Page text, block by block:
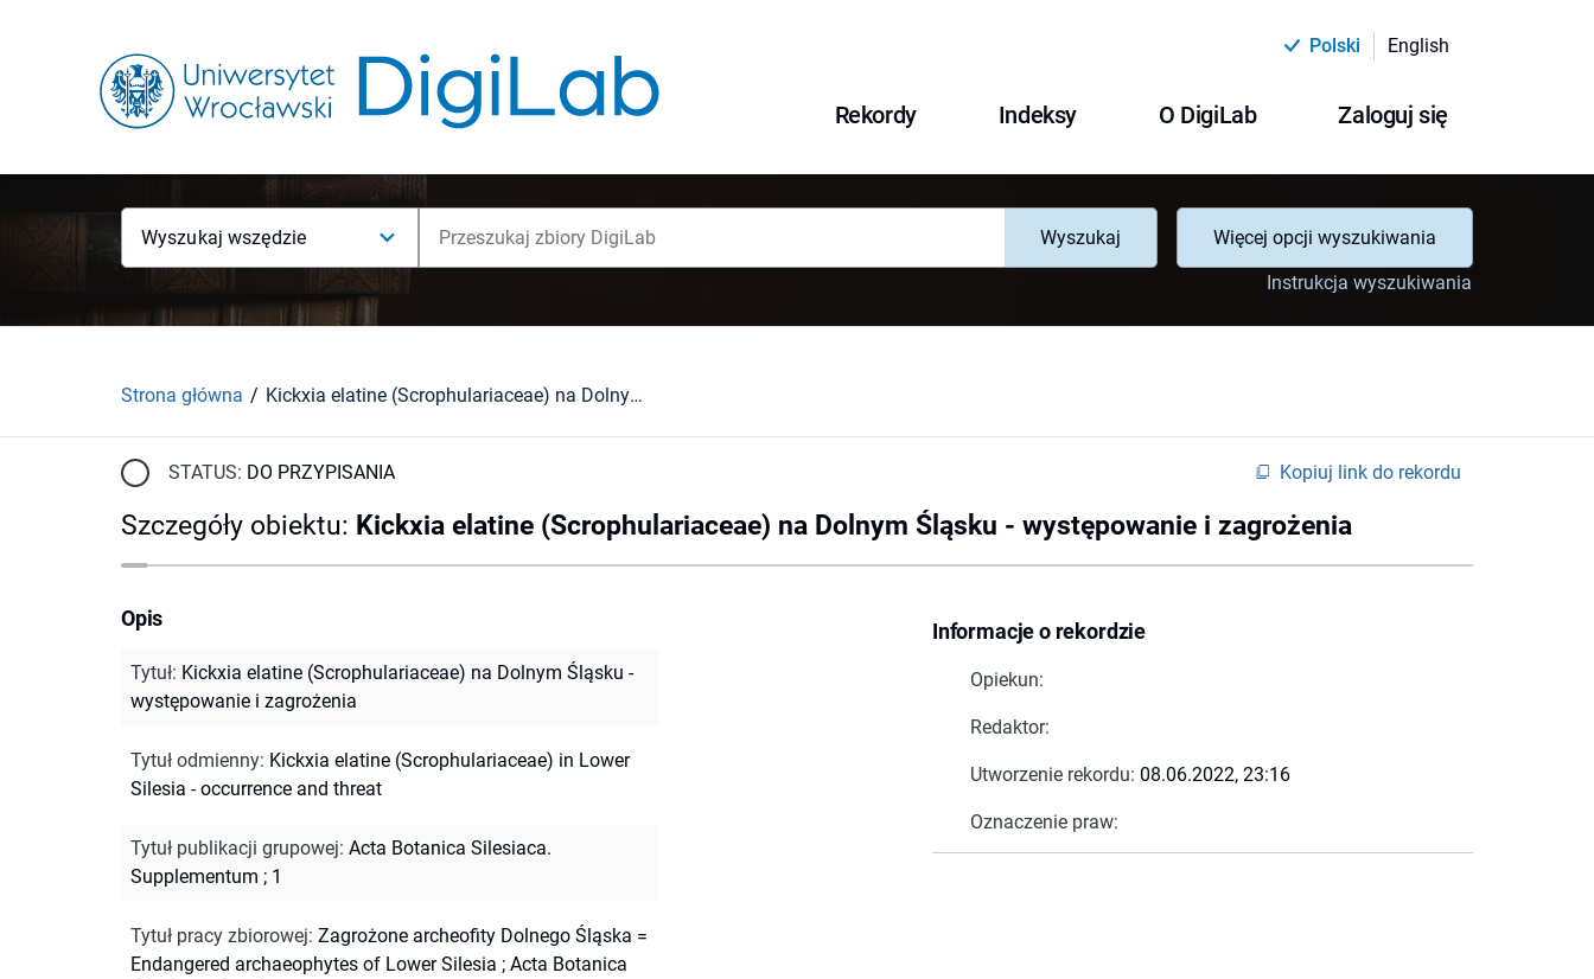
Polski English
Rekordy Indeksy O DigiLab Zaloguj się
Wyszukaj wszędzie Wyszukaj
Więcej opcji wyszukiwania
Instrukcja wyszukiwania
Strona główna Kickxia elatine (Scrophulariaceae) na Dolnym Śląsku - występowanie i zagrożenia
STATUS: DO PRZYPISANIA Kopiuj link do rekordu
Szczegóły obiektu: Kickxia elatine (Scrophulariaceae) na Dolnym Śląsku - występowanie i zagrożenia
Informacje o rekordzie
Opiekun:
Redaktor:
Utworzenie rekordu: 08.06.2022, 23:16
Oznaczenie praw:
Opis
Tytuł: Kickxia elatine (Scrophulariaceae) na Dolnym Śląsku -
występowanie i zagrożenia
Tytuł odmienny: Kickxia elatine (Scrophulariaceae) in Lower
Silesia - occurrence and threat
Tytuł publikacji grupowej: Acta Botanica Silesiaca.
Supplementum ; 1
Tytuł pracy zbiorowej: Zagrożone archeofity Dolnego Śląska =
Endangered archaeophytes of Lower Silesia ; Acta Botanica